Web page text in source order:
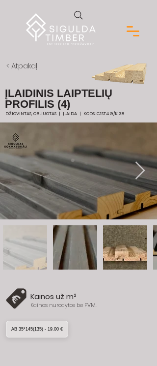
< Atpakaļ
ĮLAIDINIS LAIPTELIŲ
PROFILIS (4)
DŽIOVINTAS, OBLIUOTAS | ĮLAIDA | KODS: C1ST4 G/K 38
Kainos už m²
Kainos nurodytos be PVM.
AB 35*145(135) - 19.00 €